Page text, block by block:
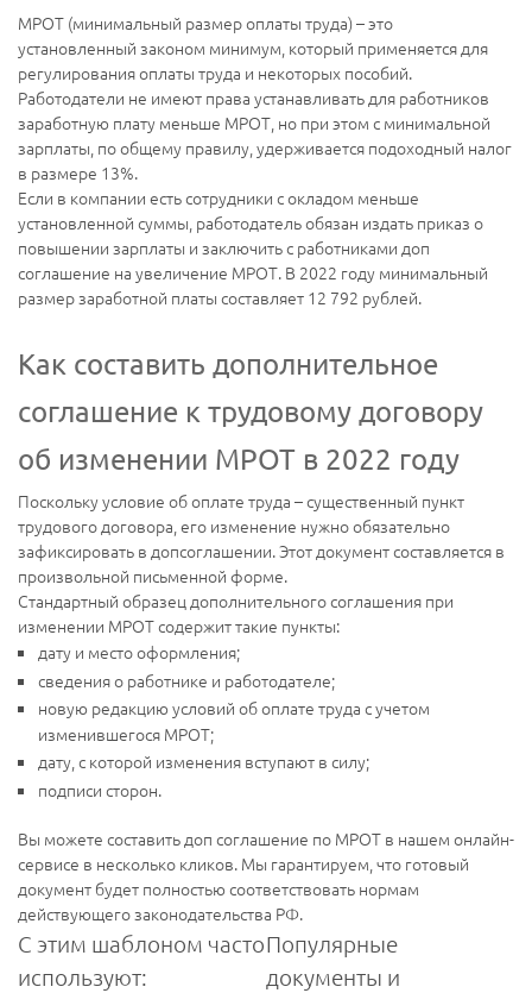
МРОТ (минимальный размер оплаты труда) – это
установленный законом минимум, который применяется для
регулирования оплаты труда и некоторых пособий.
Работодатели не имеют права устанавливать для работников
заработную плату меньше МРОТ, но при этом с минимальной
зарплаты, по общему правилу, удерживается подоходный налог
в размере 13%.
Если в компании есть сотрудники с окладом меньше
установленной суммы, работодатель обязан издать приказ о
повышении зарплаты и заключить с работниками доп
соглашение на увеличение МРОТ. В 2022 году минимальный
размер заработной платы составляет 12 792 рублей.
Как составить дополнительное
соглашение к трудовому договору
об изменении МРОТ в 2022 году
Поскольку условие об оплате труда – существенный пункт
трудового договора, его изменение нужно обязательно
зафиксировать в допсоглашении. Этот документ составляется в
произвольной письменной форме.
Стандартный образец дополнительного соглашения при
изменении МРОТ содержит такие пункты:
дату и место оформления;
сведения о работнике и работодателе;
новую редакцию условий об оплате труда с учетом
изменившегося МРОТ;
дату, с которой изменения вступают в силу;
подписи сторон.
Вы можете составить доп соглашение по МРОТ в нашем онлайн-
сервисе в несколько кликов. Мы гарантируем, что готовый
документ будет полностью соответствовать нормам
действующего законодательства РФ.
С этим шаблоном часто
используют:
Популярные
документы и